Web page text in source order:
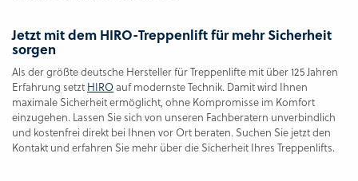
Jetzt mit dem HIRO-Treppenlift für mehr Sicherheit
sorgen
Als der größte deutsche Hersteller für Treppenlifte mit über 125 Jahren
Erfahrung setzt HIRO auf modernste Technik. Damit wird Ihnen
maximale Sicherheit ermöglicht, ohne Kompromisse im Komfort
einzugehen. Lassen Sie sich von unseren Fachberatern unverbindlich
und kostenfrei direkt bei Ihnen vor Ort beraten. Suchen Sie jetzt den
Kontakt und erfahren Sie mehr über die Sicherheit Ihres Treppenlifts.